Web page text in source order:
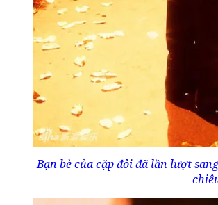
Bạn bè của cặp đôi đã lần lượt